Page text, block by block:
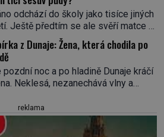
proměnila v jednu z
námořních záhad? […]
zaměstnanci neradi chodí do
Právě tady totiž sídlil sériový
H. H. Holmes a také
past na lidi
americké kriminalistiky.
Webster Mudgett (1861–1896)
[…]
odchází do školy jako tisíce jiných
Ještě předtím se ale svěří matce s
snem. Ve škole, kterou dobře
tentokrát nevidí budovu ani
Místo nich se před ní tyčí
temného. O několik hodin později je
Mohla devítiletá Zahlédla vlastní
Aberfan […]
z Dunaje: Žena, která chodila po
pozdní noc a po hladině Dunaje kráčí
Neklesá, nezanechává vlny a
ní byla dlažbou. Muž, který ji z
pozoruje, ji údajně poznává, jenže
Vlajna má být v tu chvíli mrtvá celé
reklama